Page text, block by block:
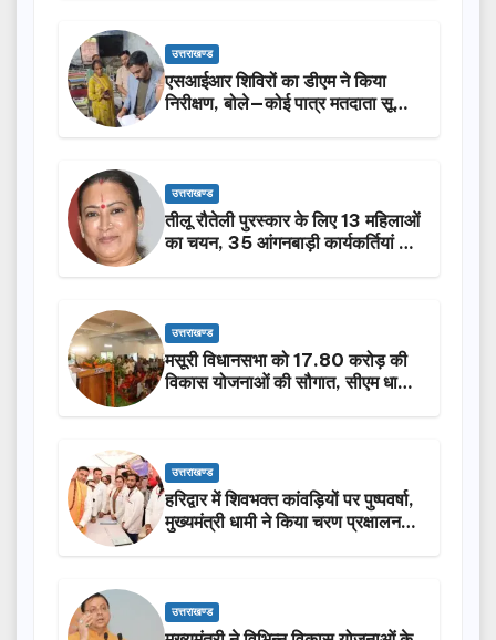
उत्तराखण्ड
एसआईआर शिविरों का डीएम ने किया
निरीक्षण, बोले—कोई पात्र मतदाता सूची
उत्तराखण्ड
तीलू रौतेली पुरस्कार के लिए 13 महिलाओं
का चयन, 35 आंगनबाड़ी कार्यकर्तियां भी
उत्तराखण्ड
मसूरी विधानसभा को 17.80 करोड़ की
विकास योजनाओं की सौगात, सीएम धामी
उत्तराखण्ड
हरिद्वार में शिवभक्त कांवड़ियों पर पुष्पवर्षा,
मुख्यमंत्री धामी ने किया चरण प्रक्षालन…
उत्तराखण्ड